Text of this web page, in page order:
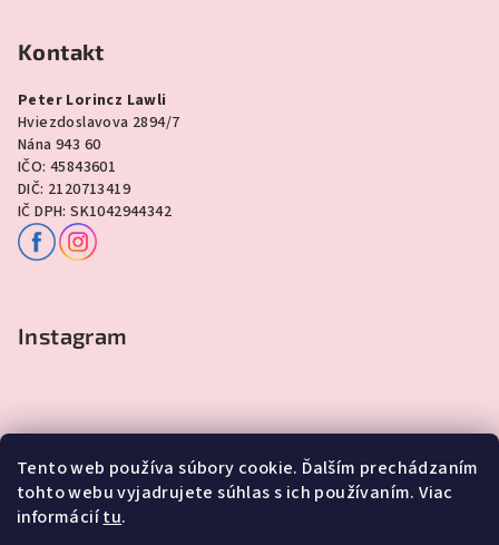
Tento web používa súbory cookie. Ďalším prechádzaním
tohto webu vyjadrujete súhlas s ich používaním. Viac
informáciítu.
Kontakt
Peter Lorincz Lawli
Hviezdoslavova 2894/7
Nána 943 60
IČO: 45843601
DIČ: 2120713419
IČ DPH: SK1042944342
Instagram